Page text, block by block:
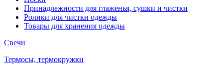
Принадлежности для глаженья, сушки и чистки
Ролики для чистки одежды
Товары для хранения одежды
Свечи
Термосы, термокружки